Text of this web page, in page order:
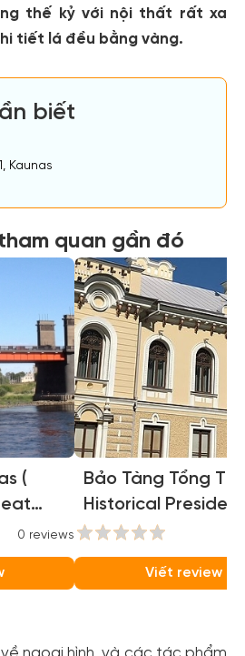
thế kỷ với nội thất rất xa
tiết lá đều bằng vàng.
biết
Kaunas
quan gần đó
(
0 reviews
Bảo Tàng Tổng
Historical
Palace )
Viết review